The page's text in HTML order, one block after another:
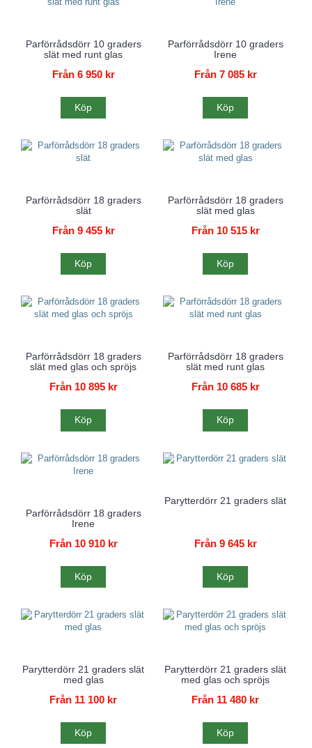
Parförrådsdörr 10 graders
slät med runt glas
Från 6 950 kr
Köp
Parförrådsdörr 10 graders
Irene
Från 7 085 kr
Köp
Parförrådsdörr 18 graders
slät
Från 9 455 kr
Köp
Parförrådsdörr 18 graders
slät med glas
Från 10 515 kr
Köp
Parförrådsdörr 18 graders
slät med glas och spröjs
Från 10 895 kr
Köp
Parförrådsdörr 18 graders
slät med runt glas
Från 10 685 kr
Köp
Parförrådsdörr 18 graders
Irene
Från 10 910 kr
Köp
Parytterdörr 21 graders slät
Från 9 645 kr
Köp
Parytterdörr 21 graders slät
med glas
Från 11 100 kr
Köp
Parytterdörr 21 graders slät
med glas och spröjs
Från 11 480 kr
Köp